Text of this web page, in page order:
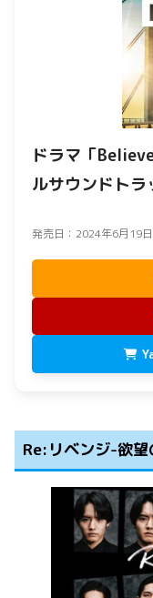
ドラマ「
ルサウンドトラ
発売日：2024年6月19
Re:リベンジ-欲